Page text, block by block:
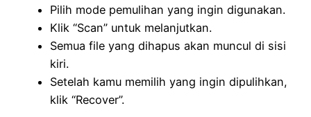
Pilih mode pemulihan yang ingin digunakan.
Klik “Scan” untuk melanjutkan.
Semua file yang dihapus akan muncul di sisi
kiri.
Setelah kamu memilih yang ingin dipulihkan,
klik “Recover”.